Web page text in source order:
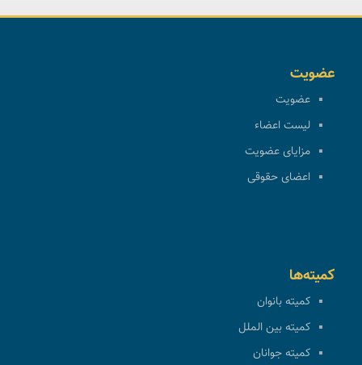
عضویت
عضویت
لیست اعضاء
مزایای عضویت
اعضای حقوقی
کمیته‌ها
کمیته بانوان
کمیته بین الملل
کمیته جوانان